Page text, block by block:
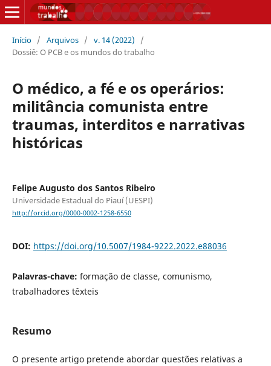
Início / Arquivos / v. 14 (2022)
/
Dossiê: O PCB e os mundos do trabalho
O médico, a fé e os operários:
militância comunista entre
traumas, interditos e narrativas
históricas
Felipe Augusto dos Santos Ribeiro
Universidade Estadual do Piauí (UESPI)
http://orcid.org/0000-0002-1258-6550
DOI: https://doi.org/10.5007/1984-9222.2022.e88036
Palavras-chave: formação de classe, comunismo,
trabalhadores têxteis
Resumo
O presente artigo pretende abordar questões relativas a